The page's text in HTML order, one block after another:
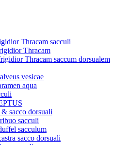
Thracam sacculi
Thracam
Thracam saccum dorsualem
vesicae
aqua
sacco dorsuali
sacculi
sacculum
sacco dorsuali